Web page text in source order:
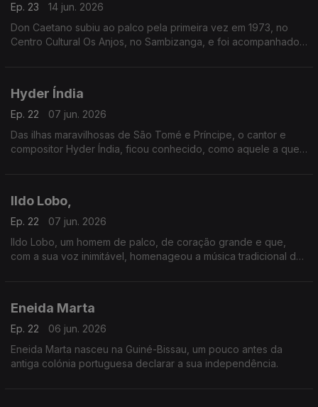
Ep. 23
14 jun. 2026
Don Caetano subiu ao palco pela primeira vez em 1973, no
Centro Cultural Os Anjos, no Sambizanga, e foi acompanhado
Hyder Índia
Ep. 22
07 jun. 2026
Das ilhas maravilhosas de São Tomé e Príncipe, o cantor e
compositor Hyder Índia, ficou conhecido, como aquele a quem
Ildo Lobo,
Ep. 22
07 jun. 2026
Ildo Lobo, um homem de palco, de coração grande e que,
com a sua voz inimitável, homenageou a música tradicional de
Eneida Marta
Ep. 22
06 jun. 2026
Eneida Marta nasceu na Guiné-Bissau, um pouco antes da
antiga colónia portuguesa declarar a sua independência.